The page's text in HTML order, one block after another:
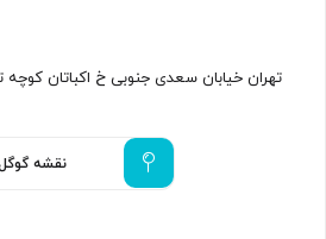
تهران خیابان سعدی جنوبی خ اکباتان کوچه
نقشه